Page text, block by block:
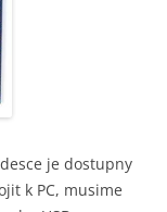
je dostupny
k PC, musime